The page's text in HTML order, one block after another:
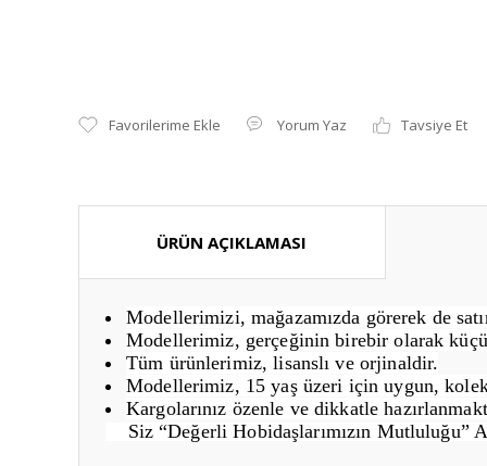
Yorum Yaz Tavsiye Et
ÜRÜN AÇIKLAMASI
Modellerimizi, mağazamızda görerek de
Modellerimiz, gerçeğinin birebir olarak
Tüm ürünlerimiz, lisanslı ve orjinaldir.
Modellerimiz, 15 yaş üzeri için uygun,
Kargolarınız özenle ve dikkatle
Siz “Değerli Hobidaşlarımızın Mutluluğu”